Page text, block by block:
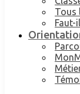
Tous
Faut-